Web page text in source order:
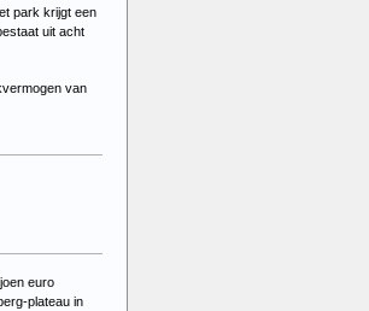
park krijgt een
uit acht
van
euro
plateau in